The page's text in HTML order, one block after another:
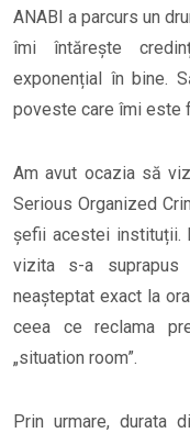
ANABI a parcurs un
îmi întărește
exponențial în bine.
poveste care îmi este
Am avut ocazia să
Serious Organized
șefii acestei instituții.
vizita s-a suprapus
neașteptat exact la
ceea ce reclama
„situation room”.
Prin urmare, durata